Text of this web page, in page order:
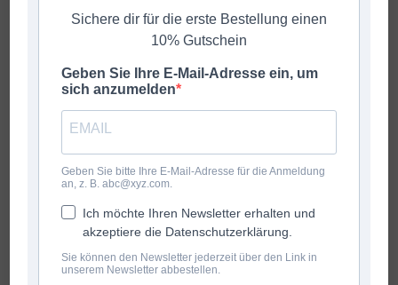
Wengerboch Musi – Harmonikastücke
Sichere dir für die erste Bestellung einen
10% Gutschein
Geben Sie Ihre E-Mail-Adresse ein, um
sich anzumelden
Geben Sie bitte Ihre E-Mail-Adresse für die Anmeldung
an, z. B. abc@xyz.com.
Ich möchte Ihren Newsletter erhalten und
akzeptiere die Datenschutzerklärung.
Sie können den Newsletter jederzeit über den Link in
unserem Newsletter abbestellen.